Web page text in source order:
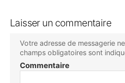
Laisser un commentaire
Votre adresse de messagerie
champs obligatoires sont
Commentaire